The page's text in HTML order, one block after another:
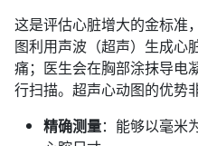
这是评估心脏增大的金标准
图利用声波（超声）生成心
痛；医生会在胸部涂抹导电
行扫描。超声心动图的优势
精确测量：能够以毫米